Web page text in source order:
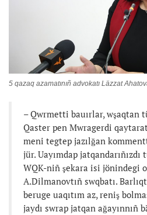
5 qazaq azamatınıñ advokatı Läzzat
– Qwrmetti bauırlar, wşaqtan
Qaster pen Mwragerdi
meni tegtep jazılğan
jür. Uayımdap
WQK-niñ şekara isi jönindegi
A.Dilmanovtıñ swqbatı.
beruge uaqıtım az, reniş
jaydı swrap jatqan ağayınnıñ